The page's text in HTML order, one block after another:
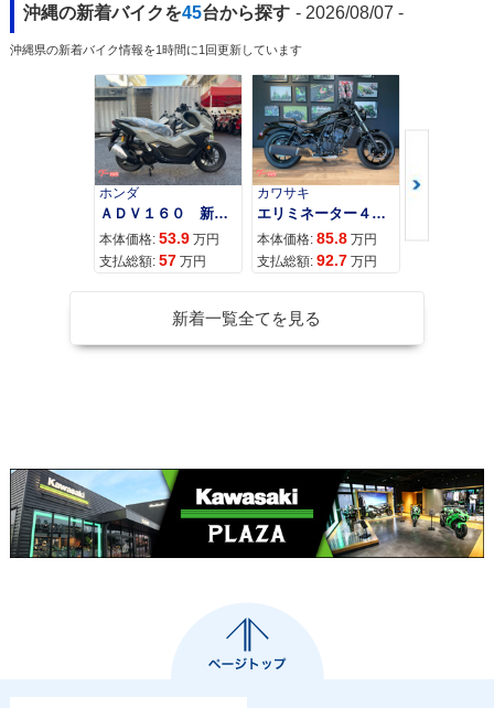
沖縄の新着バイクを45台から探す - 2026/08/07 -
沖縄県の新着バイク情報を1時間に1回更新しています
ホンダ
ＡＤＶ１６０ 新車 ２０２６年最新モデル パールスモーキーグレー スマートキー ２９Ｌメットイン ＵＳＢ Ｔｙｐｅ−Ｃ装備
本体価格: 53.9 万円
支払総額: 57 万円
カワサキ
エリミネーター４００
本体価格: 85.8 万円
支払総額: 92.7 万円
カワサキ
本体価格:
新着一覧全てを見る